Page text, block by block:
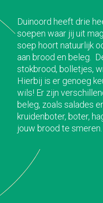
Duinoord heeft drie
soepen waar jij uit
soep hoort natuurlijk
aan brood en beleg
stokbrood, bolletjes,
Hierbij is er genoeg
wi ls! Er zijn verschill e
beleg, zoals salades
kruidenboter, boter,
jouw brood te smeren.